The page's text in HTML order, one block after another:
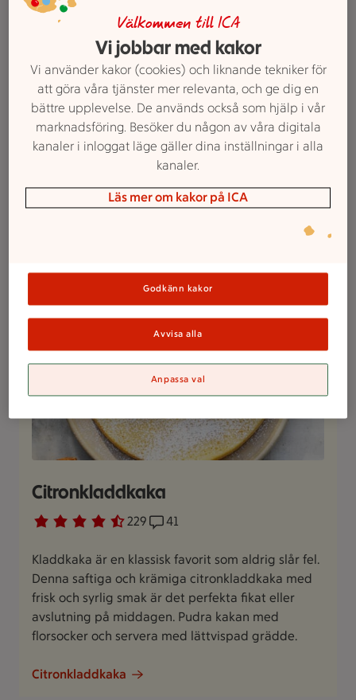
Tips: Inspireras av salta
citron
Text Josefine Nyberg Recept Sofia Nilsson Styling Linda Berlin Foto
Lennart Weibull
Syrliga och söta recept
Välj mellan goda bakverk och desserter med smak av
Citronkladdkaka
Betyg 4.6 av 5. 229
229 personer har röstatReceptet har 41 kommentarer
41
Kladdkaka är en klassisk favorit som aldrig slår fel.
Denna saftiga och krämiga citronkladdkaka med
frisk och syrlig smak är det perfekta fikat eller
avslutning på middagen. Pudra kakan med
florsocker och servera med lättvispad grädde.
Citronkladdkaka
Välkommen till ICA
Vi jobbar med kakor
Vi använder kakor (cookies) och liknande tekniker för
att göra våra tjänster mer relevanta, och ge dig en
bättre upplevelse. De används också som hjälp i vår
marknadsföring. Besöker du någon av våra digitala
kanaler i inloggat läge gäller dina inställningar i alla
kanaler.
Läs mer om kakor på ICA
Godkänn kakor
Avvisa alla
Anpassa val